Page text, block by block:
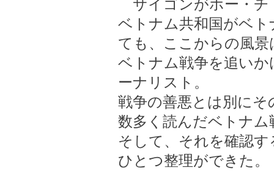
サイゴンがホー・チ
ベトナム共和国がベ
ても、ここからの風
ベトナム戦争を追い
ーナリスト。
戦争の善悪とは別に
数多く読んだベトナム
そして、それを確認
ひとつ整理ができた。